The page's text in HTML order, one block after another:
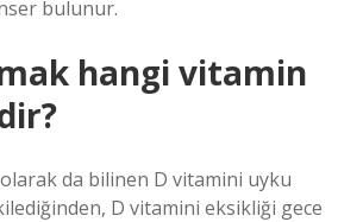
bulunur.
hangi vitamin
da bilinen D vitamini uyku
D vitamini eksikliği gece